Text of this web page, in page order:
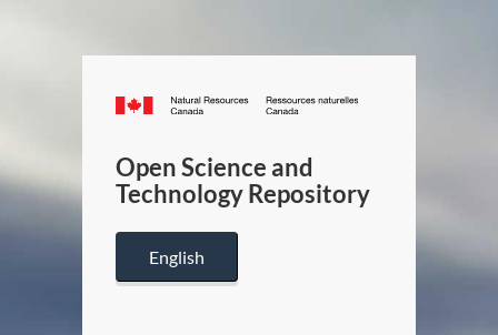
Canada.ca
/
Canada
Open Science and
Technology Repository
English